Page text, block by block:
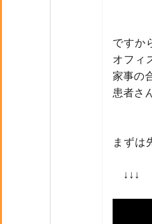
ですか
オフィ
家事の
患者さ
まずは
↓↓↓